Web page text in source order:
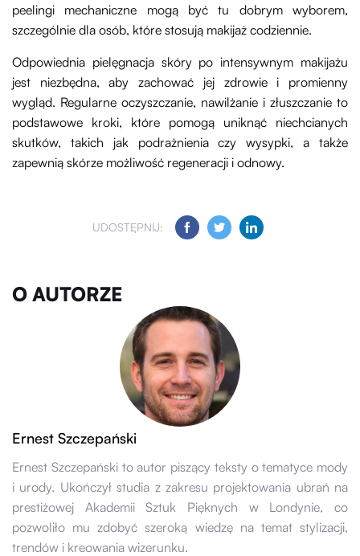
peelingi mechaniczne mogą być tu dobrym wyborem,
szczególnie dla osób, które stosują makijaż codziennie.
Odpowiednia pielęgnacja skóry po intensywnym makijażu
jest niezbędna, aby zachować jej zdrowie i promienny
wygląd. Regularne oczyszczanie, nawilżanie i złuszczanie to
podstawowe kroki, które pomogą uniknąć niechcianych
skutków, takich jak podrażnienia czy wysypki, a także
zapewnią skórze możliwość regeneracji i odnowy.
UDOSTĘPNIJ:
O AUTORZE
Ernest Szczepański
Ernest Szczepański to autor piszący teksty o tematyce mody
i urody. Ukończył studia z zakresu projektowania ubrań na
prestiżowej Akademii Sztuk Pięknych w Londynie, co
pozwoliło mu zdobyć szeroką wiedzę na temat stylizacji,
trendów i kreowania wizerunku.